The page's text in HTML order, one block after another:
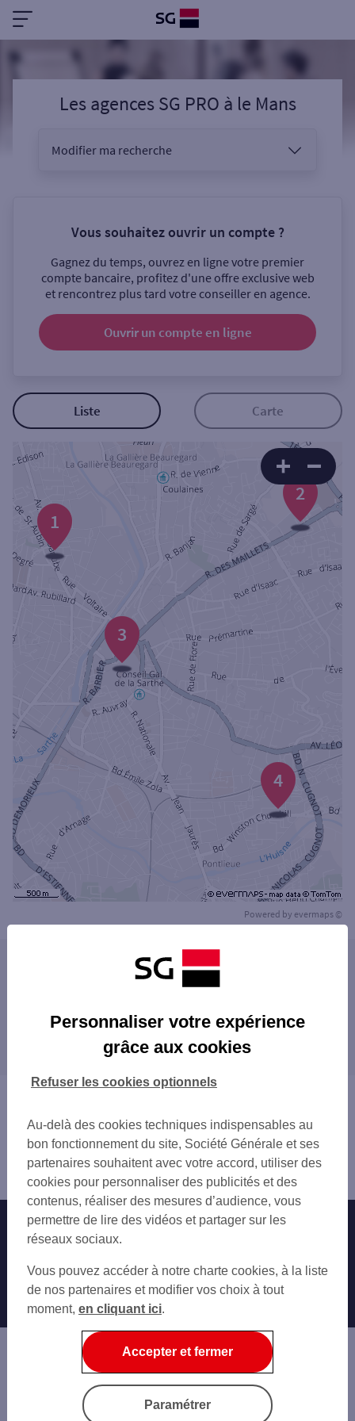
Les agences SG PRO à le Mans
Modifier ma recherche
Sélectionnez votre recherche
Ouverte le samedi
Coffre-fort
Autour de moi
ou
Ville / Code postal
Rue
Rechercher
Vous souhaitez ouvrir un compte ?
Gagnez du temps, ouvrez en ligne votre premier
compte bancaire, profitez d'une offre exclusive web
et rencontrez plus tard votre conseiller en agence.
Ouvrir un compte en ligne
Liste Carte
4
3
2
1
Powered by evermaps ©
Les agences SG PRO dans les villes à
Les agences SG PRO dans les départements
37 INDRE-ET-LOIRE
49 MAINE-ET-LOIRE
53 MAYENNE
61 ORNE
Sarthe
Nos engagements Nous contacter
Autres sites SG
Professionnels
Entreprises
Associations
Banque privée
Economie Publique
Informations légales
Personnaliser votre expérience
grâce aux cookies
Au-delà des cookies techniques indispensables au
bon fonctionnement du site, Société Générale et ses
partenaires souhaitent avec votre accord, utiliser des
cookies pour personnaliser des publicités et des
contenus, réaliser des mesures d’audience, vous
permettre de lire des vidéos et partager sur les
réseaux sociaux.
Vous pouvez accéder à notre charte cookies, à la liste
de nos partenaires et modifier vos choix à tout
moment, en cliquant ici.
Refuser les cookies optionnels
Accepter et fermer
Paramétrer